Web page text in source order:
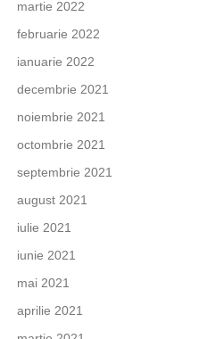
martie 2022
februarie 2022
ianuarie 2022
decembrie 2021
noiembrie 2021
octombrie 2021
septembrie 2021
august 2021
iulie 2021
iunie 2021
mai 2021
aprilie 2021